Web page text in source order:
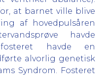
at barnet ville blive
af hovedpulsåren
havde
havde en
alvorlig genetisk
Syndrom. Fosteret